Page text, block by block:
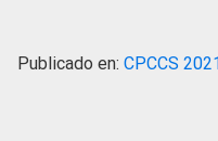
Publicado en: CPCCS